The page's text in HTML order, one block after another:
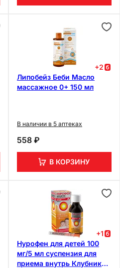
+2
Липобейз Беби Масло
массажное 0+ 150 мл
В наличии в 5 аптеках
558 ₽
В КОРЗИНУ
+1
Нурофен для детей 100
мг/5 мл суспензия для
приема внутрь Клубника